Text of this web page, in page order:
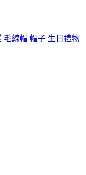
毛線帽 帽子 生日禮物